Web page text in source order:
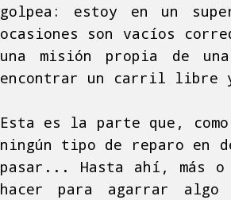
golpea: estoy en un
ocasiones son vacíos
una misión propia de
encontrar un carril libre
Esta es la parte que,
ningún tipo de reparo en
pasar... Hasta ahí, más o
hacer para agarrar algo